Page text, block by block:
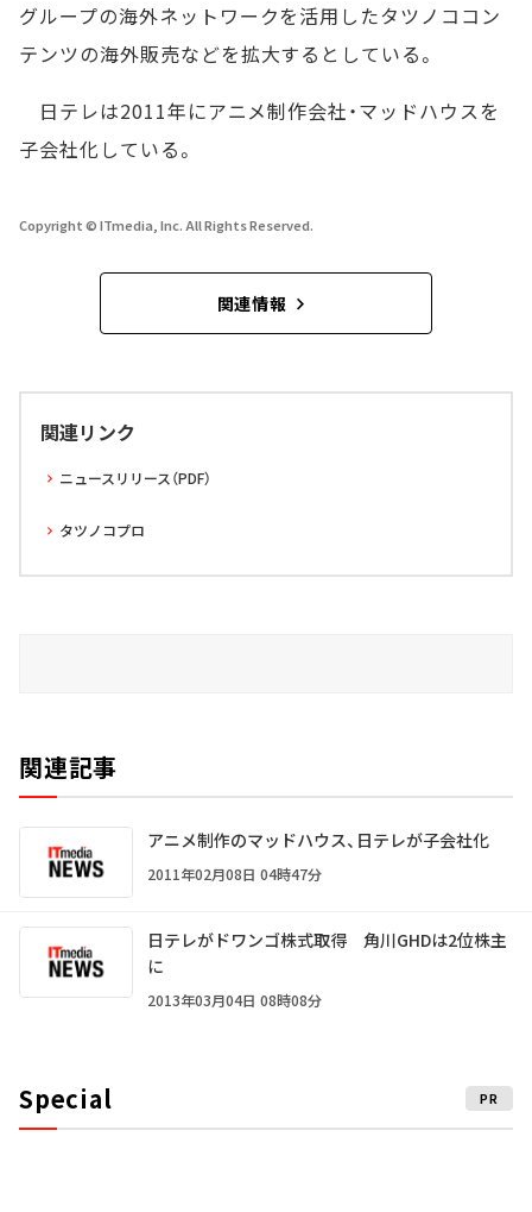
グループの海外ネットワークを活用したタツノココン
テンツの海外販売などを拡大するとしている。
日テレは2011年にアニメ制作会社・マッドハウスを
子会社化している。
Copyright © ITmedia, Inc. All Rights Reserved.
関連情報
関連リンク
ニュースリリース（PDF）
タツノコプロ
関連記事
アニメ制作のマッドハウス、日テレが子会社化
2011年02月08日 04時47分
日テレがドワンゴ株式取得 角川GHDは2位株主
に
2013年03月04日 08時08分
Special PR